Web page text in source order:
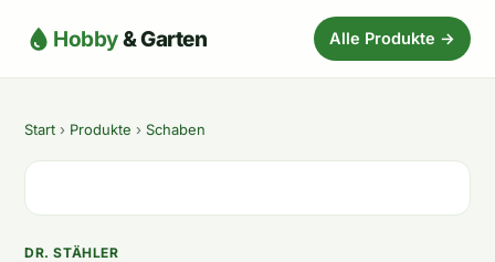
Hobby& Garten Alle Produkte →
Start › Produkte › Schaben
DR. STÄHLER